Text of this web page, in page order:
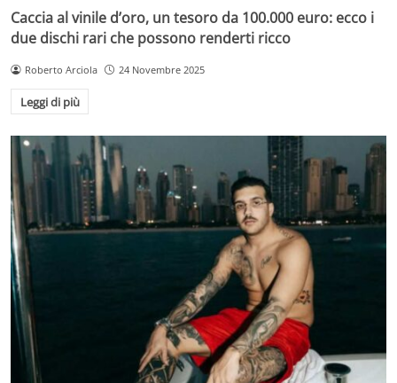
Caccia al vinile d’oro, un tesoro da 100.000 euro: ecco i
due dischi rari che possono renderti ricco
Roberto Arciola 24 Novembre 2025
Leggi di più